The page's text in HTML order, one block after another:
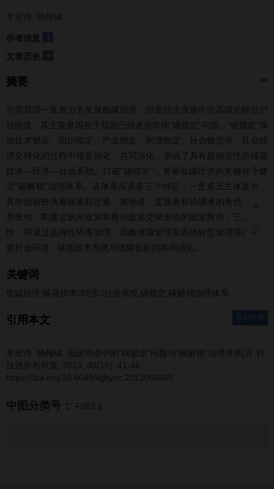
李宏伟 杨梅锦
作者信息
文章历史
摘要
尽管我国一直致力于发展低碳经济，但是经济发展中的高碳化特征仍
很明显，其主要原因在于我国已经逐渐出现“碳锁定”问题。“碳锁定”源
自技术锁定、组织锁定、产业锁定、制度锁定、社会锁定等，且在经
济全球化的过程中相互强化、共同演化，形成了具有超稳定性的碳基
技术—经济—社会系统。打破“碳锁定”，发展低碳经济的关键在于建
立“碳解锁”治理体系。该体系应具备三个特征：一是多元主体参与，
其中政府扮演着政策制定者、推动者、监督者和协调者的角色；二是
系统性，即建立纵向政策和横向政策交错形成的政策网络；三是演化
性，即通过选择性环境管理、战略缝隙管理和系统转型管理等推动宏
观社会环境、碳基技术系统与缝隙创新的共同演化。
关键词
低碳经济;碳基技术经济社会系统;碳锁定;碳解锁治理体系
引用本文
李宏伟 杨梅锦
低碳经济中的“碳锁定”问题与“碳解锁”治理体系[J]. 科
技进步与对策, 2013, 30(15): 41-45
https://doi.org/10.6049/kjjbydc.2012060465
中图分类号： F062.1